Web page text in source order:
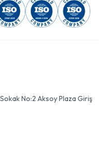
No:2 Aksoy Plaza Giriş